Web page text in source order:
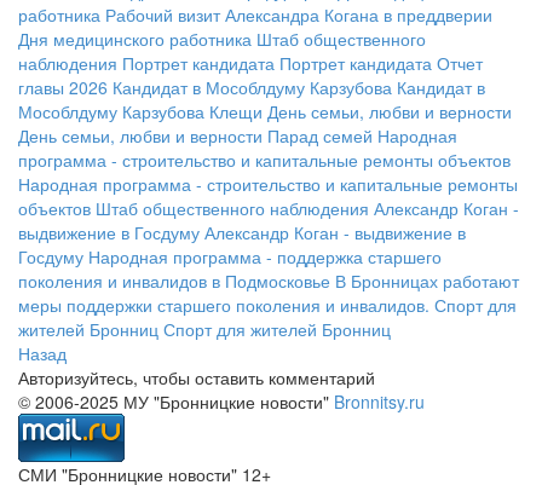
работника Рабочий визит Александра Когана в преддверии
Дня медицинского работника Штаб общественного
наблюдения Портрет кандидата Портрет кандидата Отчет
главы 2026 Кандидат в Мособлдуму Карзубова Кандидат в
Мособлдуму Карзубова Клещи День семьи, любви и верности
День семьи, любви и верности Парад семей Народная
программа - строительство и капитальные ремонты объектов
Народная программа - строительство и капитальные ремонты
объектов Штаб общественного наблюдения Александр Коган -
выдвижение в Госдуму Александр Коган - выдвижение в
Госдуму Народная программа - поддержка старшего
поколения и инвалидов в Подмосковье В Бронницах работают
меры поддержки старшего поколения и инвалидов. Спорт для
жителей Бронниц Спорт для жителей Бронниц
Назад
Авторизуйтесь, чтобы оставить комментарий
© 2006-2025 МУ "Бронницкие новости" Bronnitsy.ru
СМИ "Бронницкие новости" 12+